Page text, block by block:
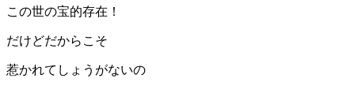
この世の宝的存在！
だけどだからこそ
惹かれてしょうがないの